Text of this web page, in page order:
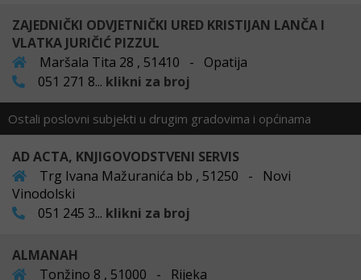
ZAJEDNIČKI ODVJETNIČKI URED KRISTIJAN LANČA I
VLATKA JURIČIĆ PIZZUL
Maršala Tita 28 , 51410 - Opatija
051 271 8... klikni za broj
Ostali poslovni subjekti u drugim gradovima i općinama
AD ACTA, KNJIGOVODSTVENI SERVIS
Trg Ivana Mažuranića bb , 51250 - Novi
Vinodolski
051 245 3... klikni za broj
ALMANAH
Tonžino 8 , 51000 - Rijeka